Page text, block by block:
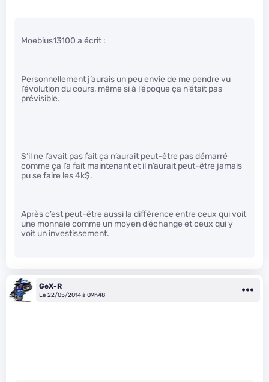
Moebius13100 a écrit :
Personnellement j’aurais un peu envie de me pendre vu
l’évolution du cours, même si à l’époque ça n’était pas
prévisible.
S’il ne l’avait pas fait ça n’aurait peut-être pas démarré
comme ça l’a fait maintenant et il n’aurait peut-être jamais
pu se faire les 4k$.
Après c’est peut-être aussi la différence entre ceux qui voit
une monnaie comme un moyen d’échange et ceux qui y
voit un investissement.
GeX-R
Le 22/05/2014 à 09h48